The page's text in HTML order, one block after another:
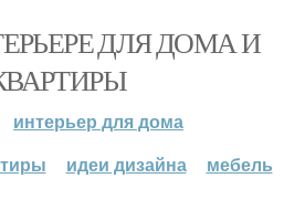
ДЛЯ ДОМА И
интерьер для дома
идеи дизайна мебель